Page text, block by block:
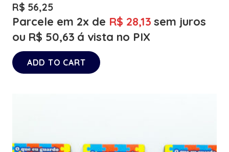
R$ 56,25
Parcele em 2x de R$ 28,13 sem juros
ou R$ 50,63 á vista no PIX
ADD TO CART